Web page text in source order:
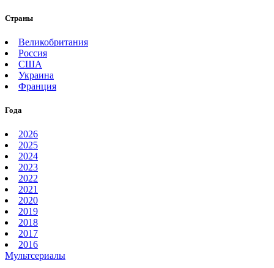
Страны
Великобритания
Россия
США
Украина
Франция
Года
2026
2025
2024
2023
2022
2021
2020
2019
2018
2017
2016
Мультсериалы